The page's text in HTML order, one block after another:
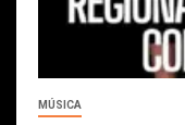
MÚSICA